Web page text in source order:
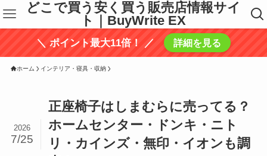
どこで買う安く買う販売店情報サイ
ト｜BuyWrite EX
＼ ポイント最大11倍！ ／ 詳細を見る
ホーム インテリア・寝具・収納
正座椅子はしまむらに売ってる？
ホームセンター・ドンキ・ニト
リ・カインズ・無印・イオンも調
2026
7/25